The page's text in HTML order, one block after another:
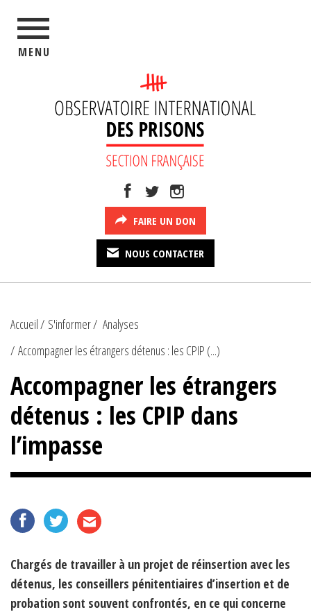
MENU
FAIRE UN DON
NOUS CONTACTER
Accueil S'informer
Analyses
Accompagner les étrangers détenus : les CPIP (...)
Accompagner les étrangers
détenus : les CPIP dans
l’impasse
Chargés de travailler à un projet de réinsertion avec les
détenus, les conseillers pénitentiaires d’insertion et de
probation sont souvent confrontés, en ce qui concerne